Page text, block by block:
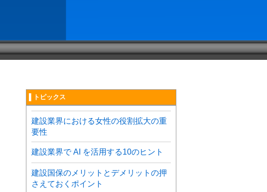
▌トピックス
建設業界における女性の役割拡大の重
要性
建設業界で AI を活用する10のヒント
建設国保のメリットとデメリットの押
さえておくポイント